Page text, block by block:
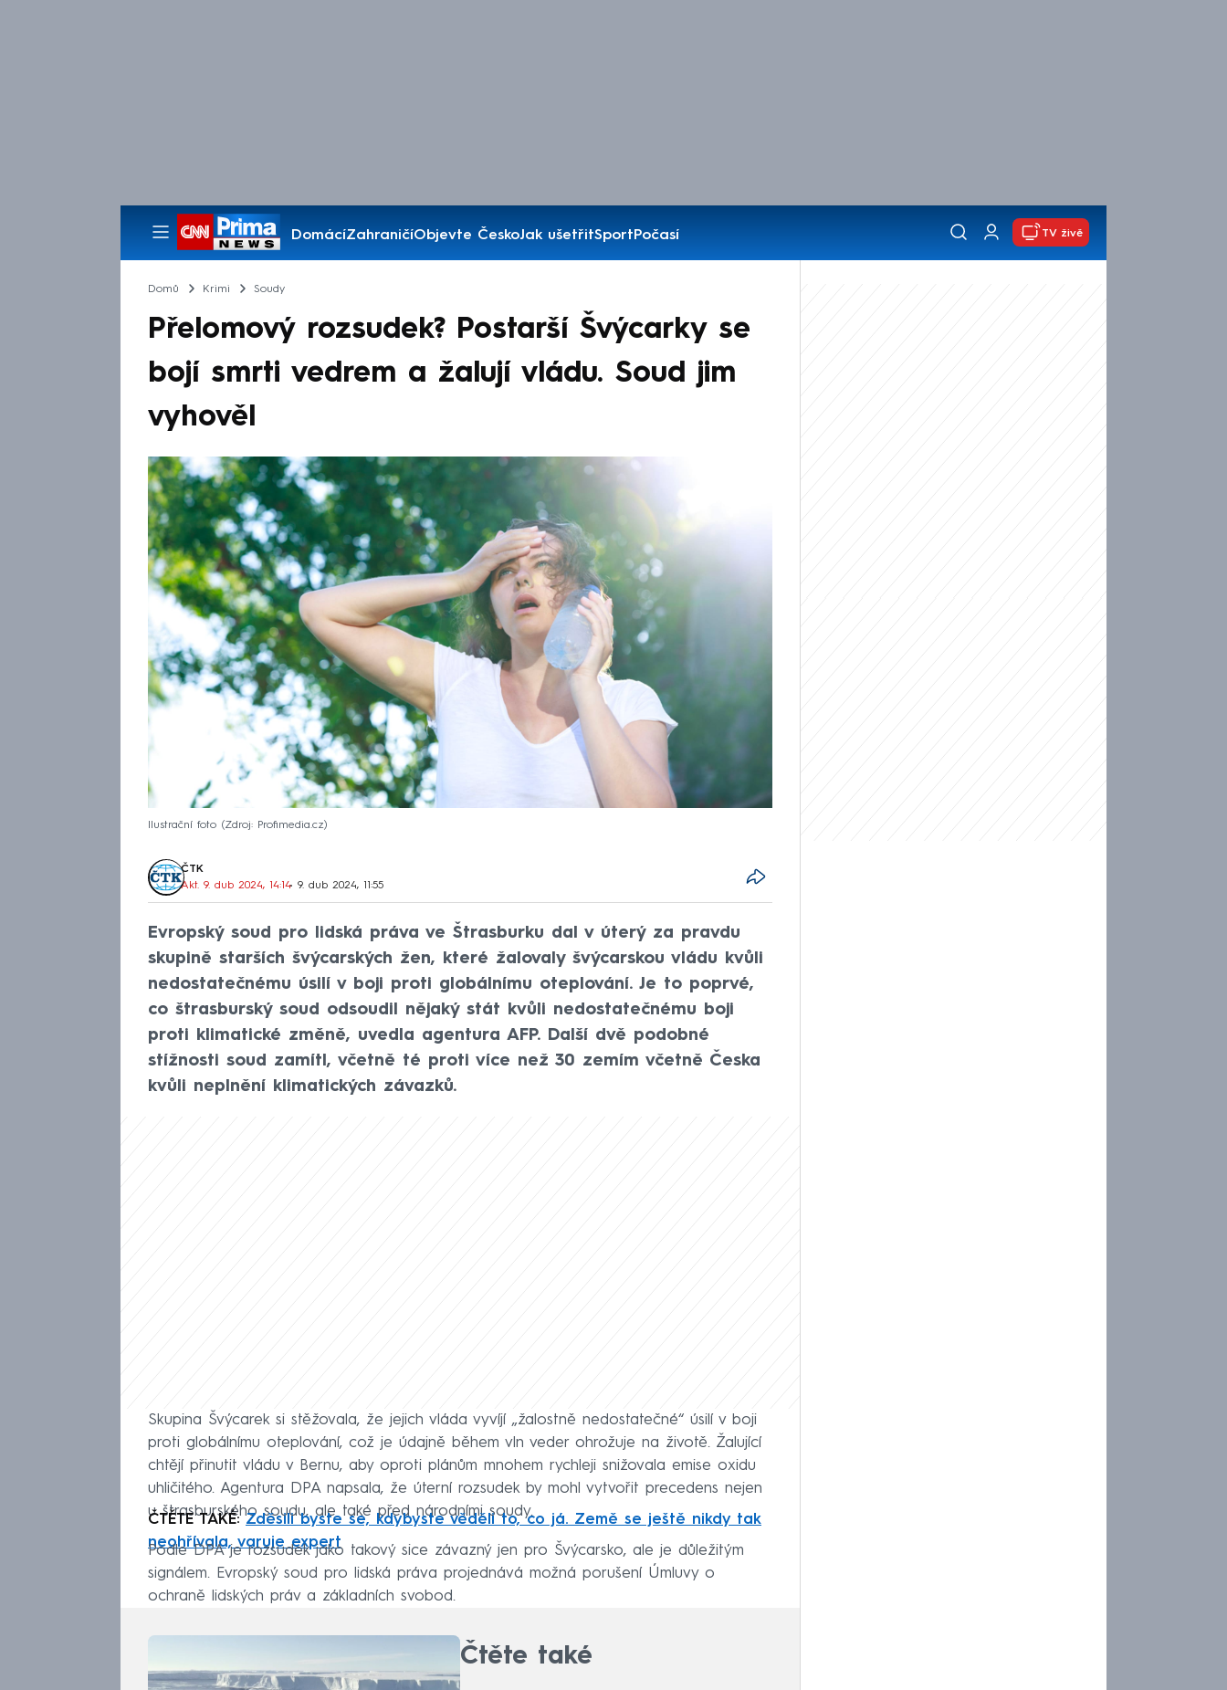
DomácíZahraničíObjevte ČeskoJak ušetřitSportPočasí
Pořady
TV živě
Domů Krimi Soudy
Přelomový rozsudek? Postarší Švýcarky se
bojí smrti vedrem a žalují vládu. Soud jim
vyhověl
Ilustrační foto Zdroj: Profimedia.cz
ČTK
Akt. 9. dub 2024, 14:14• 9. dub 2024, 11:55
Evropský soud pro lidská práva ve Štrasburku dal v úterý za pravdu
skupině starších švýcarských žen, které žalovaly švýcarskou vládu kvůli
nedostatečnému úsilí v boji proti globálnímu oteplování. Je to poprvé,
co štrasburský soud odsoudil nějaký stát kvůli nedostatečnému boji
proti klimatické změně, uvedla agentura AFP. Další dvě podobné
stížnosti soud zamítl, včetně té proti více než 30 zemím včetně Česka
kvůli neplnění klimatických závazků.
Skupina Švýcarek si stěžovala, že jejich vláda vyvíjí „žalostně nedostatečné“ úsilí v boji
proti globálnímu oteplování, což je údajně během vln veder ohrožuje na životě. Žalující
chtějí přinutit vládu v Bernu, aby oproti plánům mnohem rychleji snižovala emise oxidu
uhličitého. Agentura DPA napsala, že úterní rozsudek by mohl vytvořit precedens nejen
u štrasburského soudu, ale také před národními soudy.
ČTĚTE TAKÉ:Zděsili byste se, kdybyste věděli to, co já. Země se ještě nikdy tak
neohřívala, varuje expert
Podle DPA je rozsudek jako takový sice závazný jen pro Švýcarsko, ale je důležitým
signálem. Evropský soud pro lidská práva projednává možná porušení Úmluvy o
ochraně lidských práv a základních svobod.
Čtěte také